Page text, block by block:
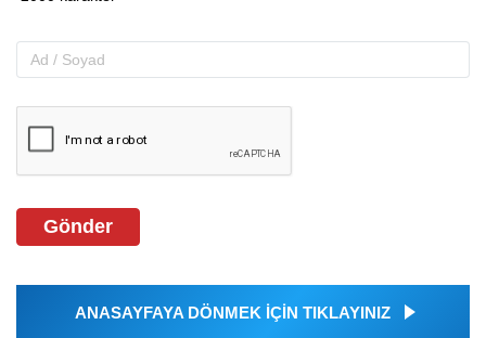
Gönder
ANASAYFAYA DÖNMEK İÇİN TIKLAYINIZ